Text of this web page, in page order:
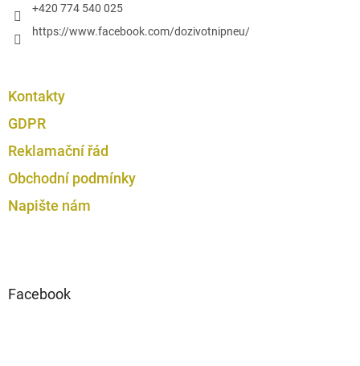
+420 774 540 025
https://www.facebook.com/dozivotnipneu/
Kontakty
GDPR
Reklamační řád
Obchodní podmínky
Napište nám
Facebook